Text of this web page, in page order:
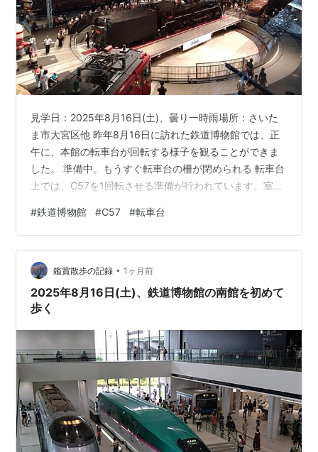
見学日：2025年8月16日(土)、曇り一時雨場所：さいた
ま市大宮区他 昨年8月16日に訪れた鉄道博物館では、正
午に、本館の転車台が回転する様子を観ることができま
した。 準備中。もうすぐ転車台の柵が閉められる 転車台
上では、C57を1回転させる準備が行われています。室内
も、見せ物の1つのようです。 反時計回りに回転。前回
は、写真右上に写っているムーミン機関車EF55の転車を
観た 時刻は正午です。「ポォーーーっ」という汽笛の音
と共に、転車台がゆっくりと反時計回りに回転し始めま
した。 転車台での回転を見るのは、鉄博では2回目のこ
とでした。
#鉄道博物館 #C57 #転車台
鑑賞散歩の記録 • 1ヶ月前
2025年8月16日(土)、鉄道博物館の南館を初めて
歩く